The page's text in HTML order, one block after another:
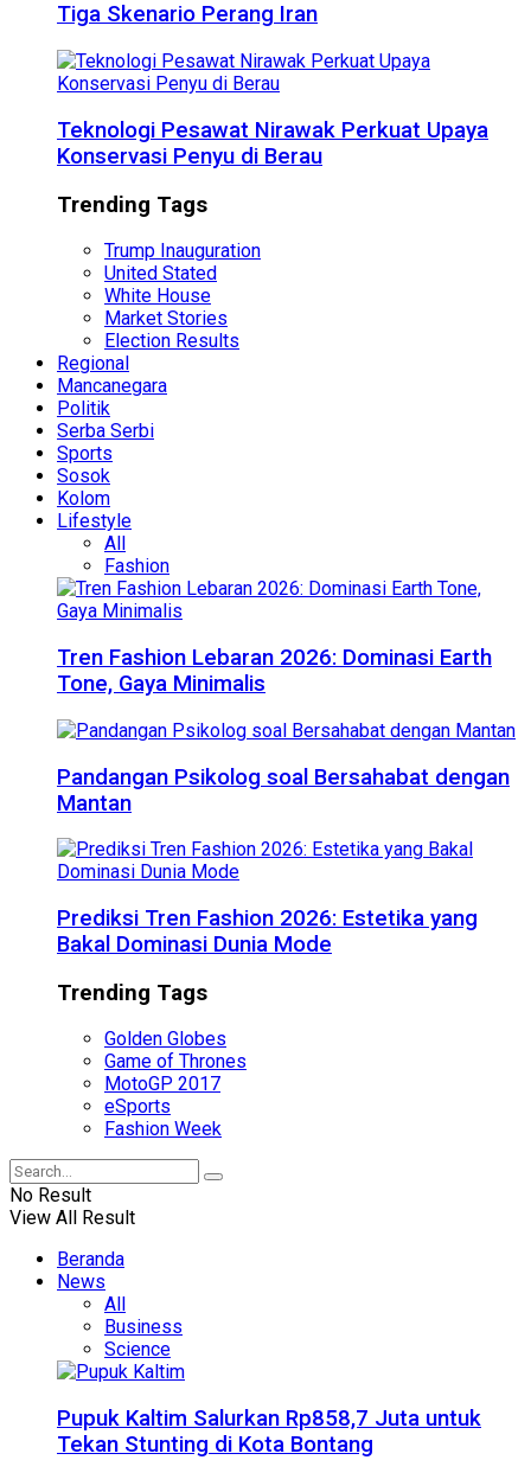
Tiga Skenario Perang Iran
Teknologi Pesawat Nirawak Perkuat Upaya
Konservasi Penyu di Berau
Trending Tags
Trump Inauguration
United Stated
White House
Market Stories
Election Results
Regional
Mancanegara
Politik
Serba Serbi
Sports
Sosok
Kolom
Lifestyle
All
Fashion
Tren Fashion Lebaran 2026: Dominasi Earth
Tone, Gaya Minimalis
Pandangan Psikolog soal Bersahabat dengan
Mantan
Prediksi Tren Fashion 2026: Estetika yang
Bakal Dominasi Dunia Mode
Trending Tags
Golden Globes
Game of Thrones
MotoGP 2017
eSports
Fashion Week
No Result
View All Result
Beranda
News
All
Business
Science
Pupuk Kaltim Salurkan Rp858,7 Juta untuk
Tekan Stunting di Kota Bontang